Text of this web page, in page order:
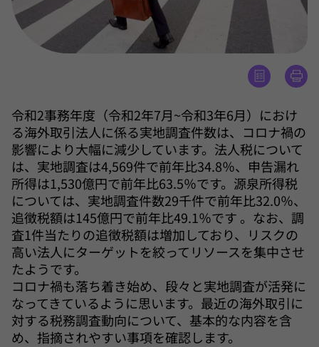
令和2事務年度（令和2年7月~令和3年6月）におけ
る海外取引法人に係る実地調査件数は、コロナ禍の
影響により大幅に減少しています。法人税について
は、実地調査は4,569件で前年比34.8％、申告漏れ
所得は1,530億円で前年比63.5％です。源泉所得税
については、実地調査件数29千件で前年比32.0％、
追徴税額は145億円で前年比49.1％です 。なお、調
査1件当たりの追徴税額は増加しており、リスクの
高い法人にターゲットを絞ってリソースを集中させ
たようです。
コロナ禍も落ち着き始め、段々と実地調査が活発に
なってきているように思います。最近の海外取引に
対する税務調査動向について、基本的な内容を含
め、指摘されやすい事項を確認します。